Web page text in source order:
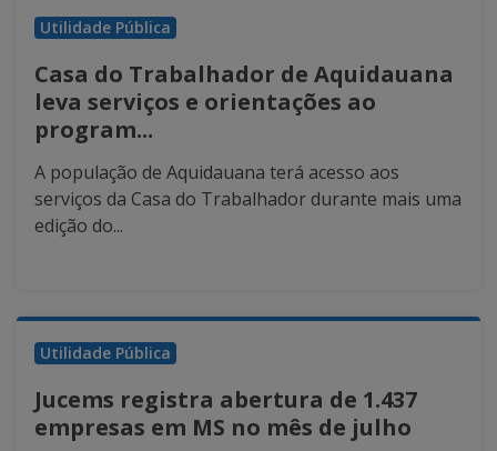
Utilidade Pública
Casa do Trabalhador de Aquidauana
leva serviços e orientações ao
program...
A população de Aquidauana terá acesso aos
serviços da Casa do Trabalhador durante mais uma
edição do...
Utilidade Pública
Jucems registra abertura de 1.437
empresas em MS no mês de julho